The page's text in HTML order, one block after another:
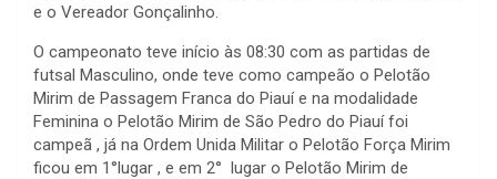
e o Vereador Gonçalinho.
O campeonato teve início às 08:30 com as partidas de
futsal Masculino, onde teve como campeão o Pelotão
Mirim de Passagem Franca do Piauí e na modalidade
Feminina o Pelotão Mirim de São Pedro do Piauí foi
campeã , já na Ordem Unida Militar o Pelotão Força Mirim
ficou em 1°lugar , e em 2° lugar o Pelotão Mirim de